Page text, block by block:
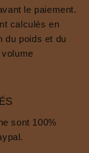
le paiement.
calculés en
du poids et du
volume
sont 100%